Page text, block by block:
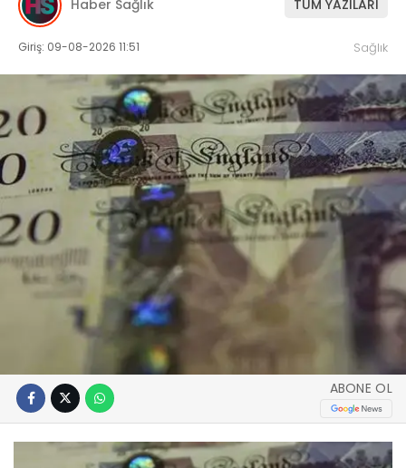
Haber Sağlık TÜM YAZILARI
Giriş: 09-08-2026 11:51 Sağlık
ABONE OL